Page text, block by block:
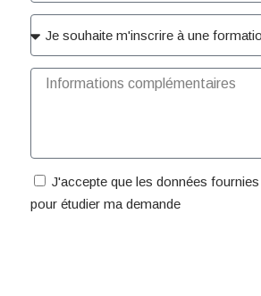
J'accepte que les données
pour étudier ma demande